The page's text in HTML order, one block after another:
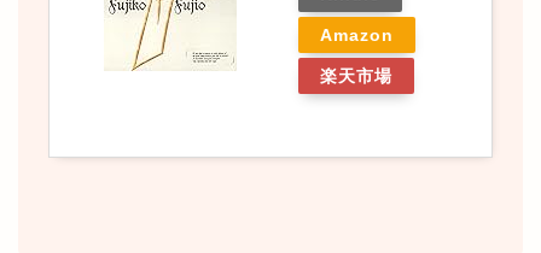
Amazon
楽天市場